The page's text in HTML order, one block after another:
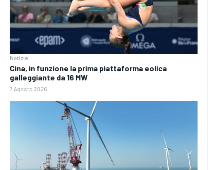
Notizie
Cina, in funzione la prima piattaforma eolica
galleggiante da 16 MW
7 Agosto 2026